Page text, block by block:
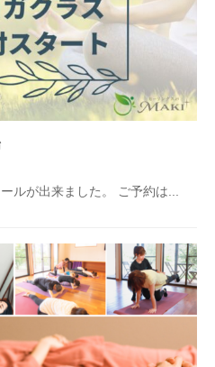
ルが出来ました。 ご予約は...